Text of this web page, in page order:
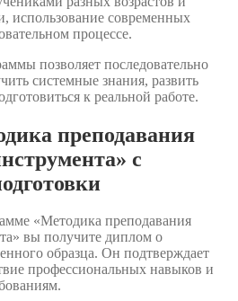
использование современных
процессе.
позволяет последовательно
системные знания, развить
к реальной работе.
преподавания
с
«Методика преподавания
вы получите диплом о
образца. Он подтверждает
профессиональных навыков и